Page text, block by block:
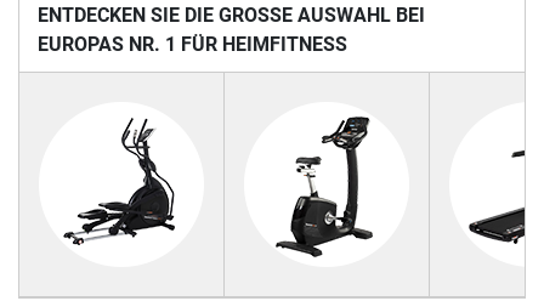
ENTDECKEN SIE DIE GROSSE AUSWAHL BEI E
UROPAS NR. 1 FÜR HEIMFITNESS